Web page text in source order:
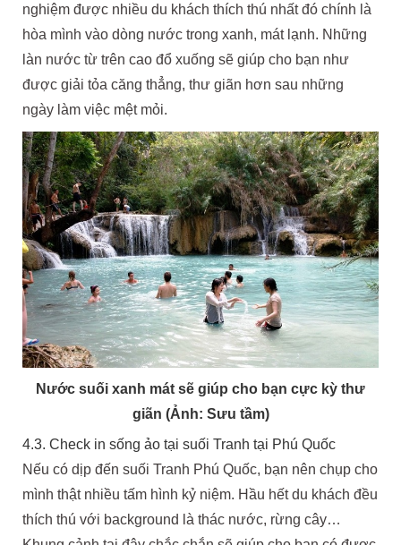
nghiệm được nhiều du khách thích thú nhất đó chính là
hòa mình vào dòng nước trong xanh, mát lạnh. Những
làn nước từ trên cao đổ xuống sẽ giúp cho bạn như
được giải tỏa căng thẳng, thư giãn hơn sau những
ngày làm việc mệt mỏi.
Nước suối xanh mát sẽ giúp cho bạn cực kỳ thư
giãn (Ảnh: Sưu tầm)
4.3. Check in sống ảo tại suối Tranh tại Phú Quốc
Nếu có dịp đến suối Tranh Phú Quốc, bạn nên chụp cho
mình thật nhiều tấm hình kỷ niệm. Hầu hết du khách đều
thích thú với background là thác nước, rừng cây…